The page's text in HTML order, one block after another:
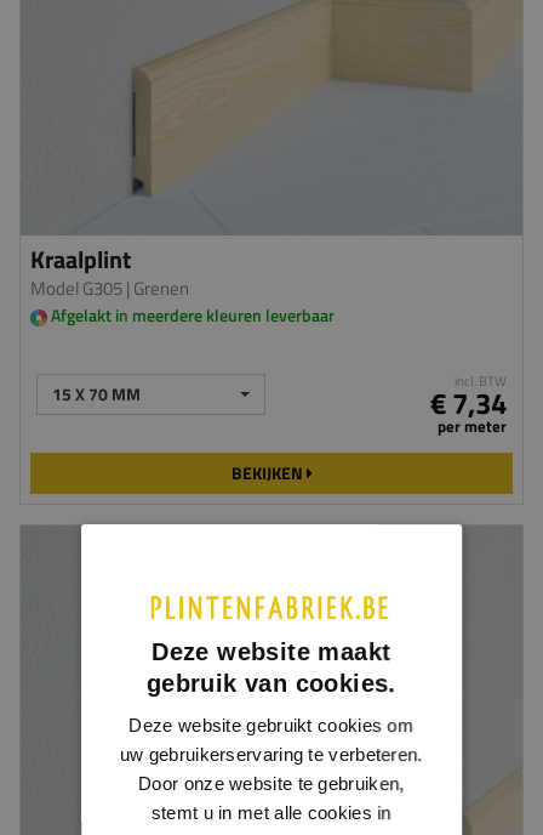
Kraalplint
Model G305| Grenen
Afgelakt in meerdere kleuren leverbaar
15 X 70 MM incl. BTW
€ 7,34
per meter
BEKIJKEN
Deze website maakt
gebruik van cookies.
Deze website gebruikt cookies om
uw gebruikerservaring te verbeteren.
Door onze website te gebruiken,
stemt u in met alle cookies in